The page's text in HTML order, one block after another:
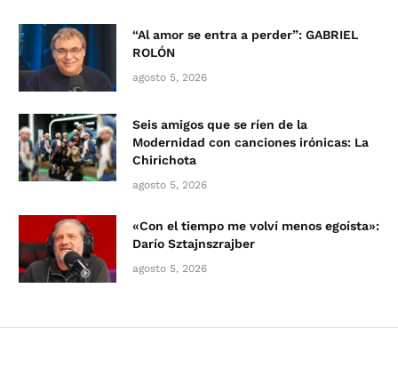
“Al amor se entra a perder”: GABRIEL
ROLÓN
agosto 5, 2026
Seis amigos que se ríen de la
Modernidad con canciones irónicas: La
Chirichota
agosto 5, 2026
«Con el tiempo me volví menos egoísta»:
Darío Sztajnszrajber
agosto 5, 2026